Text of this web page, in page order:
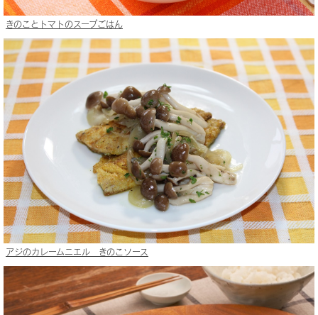
きのことトマトのスープごはん
アジのカレームニエル きのこソース